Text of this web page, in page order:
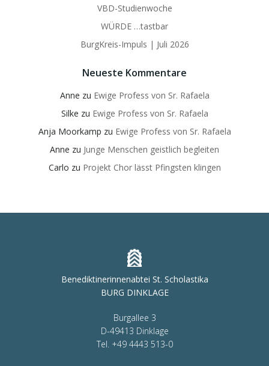
VBD-Studienwoche
WÜRDE …tastbar
BurgKreis-Impuls | Juli 2026
Neueste Kommentare
Anne zu Ewige Profess von Sr. Rafaela
Silke zu Ewige Profess von Sr. Rafaela
Anja Moorkamp zu Ewige Profess von Sr. Rafaela
Anne zu Junge Menschen geistlich begleiten
Carlo zu Projekt Chor lässt Pfingsten klingen
Benediktinerinnenabtei St. Scholastika
BURG DINKLAGE
Burgallee 3
D-49413 Dinklage
Tel. +49 4443 513-0